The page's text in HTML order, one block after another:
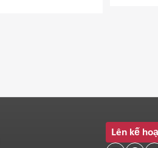
Lên kế